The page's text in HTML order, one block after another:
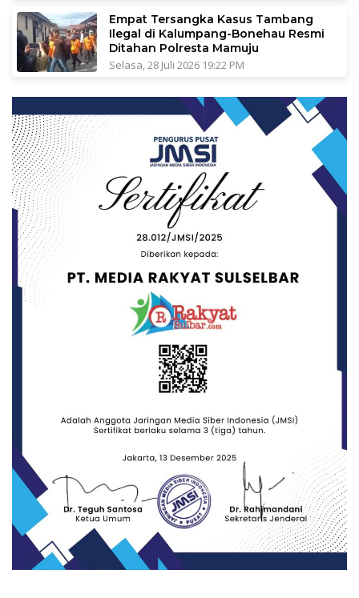
Empat Tersangka Kasus Tambang
Ilegal di Kalumpang-Bonehau Resmi
Ditahan Polresta Mamuju
Selasa, 28 Juli 2026 19:22 PM